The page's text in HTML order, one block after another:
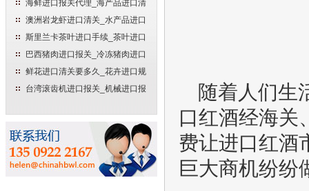
海鲜进口报关代理_海产品进口清
关流程
澳洲岩龙虾进口清关_水产品进口
报关流程
斯里兰卡茶叶进口手续_茶叶进口
清关流程
巴西猪肉进口报关_冷冻猪肉进口
流程
鲜花进口清关要多久_花卉进口规
范申报流程
台湾滚齿机进口报关_机械进口报
随着人们生
口红酒经海关
费让进口红酒
巨大商机纷纷